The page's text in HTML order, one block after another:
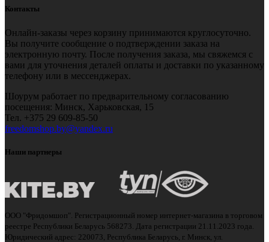
Контакты
Онлайн-заказы через корзину принимаются круглосуточно.
Вы получите сообщение о подтверждении заказа на
электронную почту. После получения заказа, мы свяжемся с
вами для уточнения деталей оплаты и доставки по указанному
телефону или в мессенджерах.
Шоурум работает по предварительному согласованию
посещения: Минск, Харьковская, 15
Тел. +375 29 609-85-50
freedomshop.by@yandex.ru
Наши партнеры
ООО "Фридомшоп". Регистрационный номер интернет-магазина в торговом
реестре Республики Беларусь 568273. Дата регистрации 21.11.2023 года.
Юридический адрес: 220073, Республика Беларусь, г. Минск, ул.